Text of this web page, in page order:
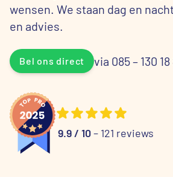
wensen. We staan dag en
en advies.
Bel ons direct via 085 – 130 18
9.9 / 10– 121 reviews